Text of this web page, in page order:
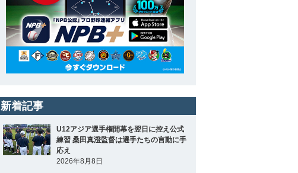
新着記事
U12アジア選手権開幕を翌日に控え公式
練習 桑田真澄監督は選手たちの言動に手
応え
2026年8月8日